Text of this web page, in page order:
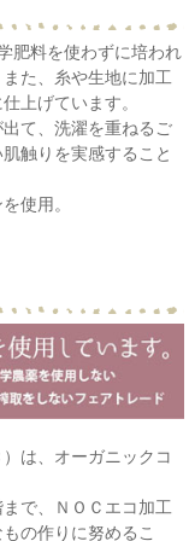
肥料を使わずに培われ
た、糸や生地に加工
上げています。
て、洗濯を重ねるご
触りを実感すること
使用。
は、オーガニックコ
で、ＮＯＣエコ加工
の作りに努めるこ